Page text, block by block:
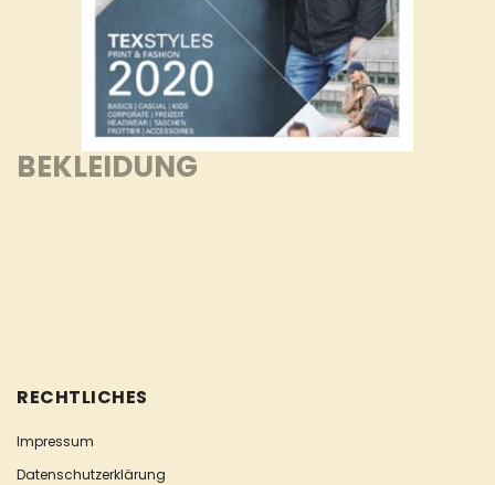
BEKLEIDUNG
RECHTLICHES
Impressum
Datenschutzerklärung